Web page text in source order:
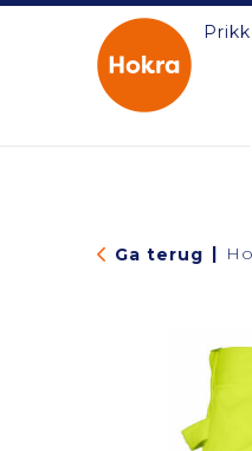
Ga terug |